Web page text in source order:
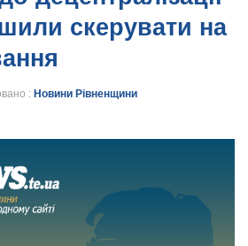
скерувати на
: Новини Рівненщини